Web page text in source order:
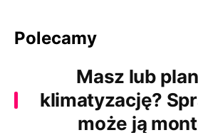
Polecamy
Masz lub
klimatyzację?
może ją